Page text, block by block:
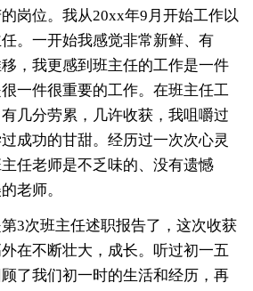
岗位。我从20xx年9月开始工作以
。一开始我感觉非常新鲜、有
，我更感到班主任的工作是一件
一件很重要的工作。在班主任工
几分劳累，几许收获，我咀嚼过
成功的甘甜。经历过一次次心灵
任老师是不乏味的、没有遗憾
老师。
3次班主任述职报告了，这次收获
在不断壮大，成长。听过初一五
了我们初一时的生活和经历，再